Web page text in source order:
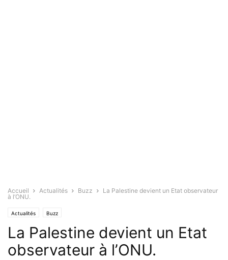
Accueil Actualités Buzz
La Palestine devient un Etat observateur
à l’ONU.
Actualités Buzz
La Palestine devient un Etat
observateur à l’ONU.